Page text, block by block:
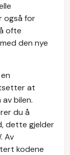
også for
ofte
den nye
at
bilen.
du å
dette gjelder
Av
kodene